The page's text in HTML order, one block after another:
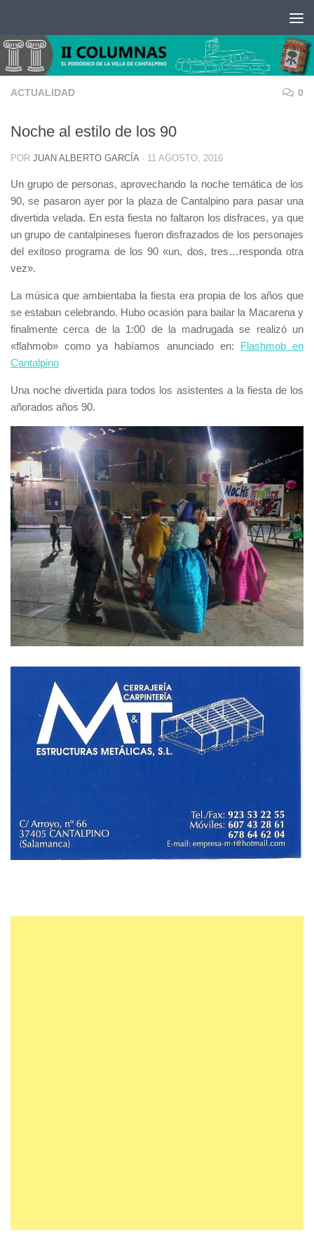
ACTUALIDAD 0
Noche al estilo de los 90
POR JUAN ALBERTO GARCÍA · 11 AGOSTO, 2016
Un grupo de personas, aprovechando la noche temática de los
90, se pasaron ayer por la plaza de Cantalpino para pasar una
divertida velada. En esta fiesta no faltaron los disfraces, ya que
un grupo de cantalpineses fueron disfrazados de los personajes
del exitoso programa de los 90 «un, dos, tres…responda otra
vez».
La música que ambientaba la fiesta era propia de los años que
se estaban celebrando. Hubo ocasión para bailar la Macarena y
finalmente cerca de la 1:00 de la madrugada se realizó un
«flahmob» como ya habíamos anunciado en: Flashmob en
Cantalpino
Una noche divertida para todos los asistentes a la fiesta de los
añorados años 90.